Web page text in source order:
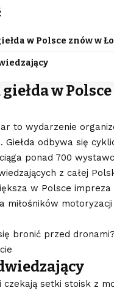
w Polsce znów w
w
to wydarzenie
Giełda odbywa się
ponad 700
z całej
w Polsce
miłośników motoryzacji
bronić przed
czekają setki stoisk z